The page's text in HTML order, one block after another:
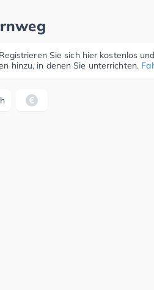
Sie sich hier kostenlos
hinzu, in denen Sie unterrichten.